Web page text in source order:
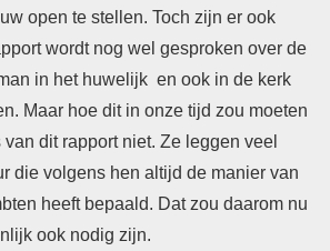
open te stellen. Toch zijn er ook
wordt nog wel gesproken over de
in het huwelijk en ook in de kerk
Maar hoe dit in onze tijd zou moeten
dit rapport niet. Ze leggen veel
die volgens hen altijd de manier van
heeft bepaald. Dat zou daarom nu
ook nodig zijn.